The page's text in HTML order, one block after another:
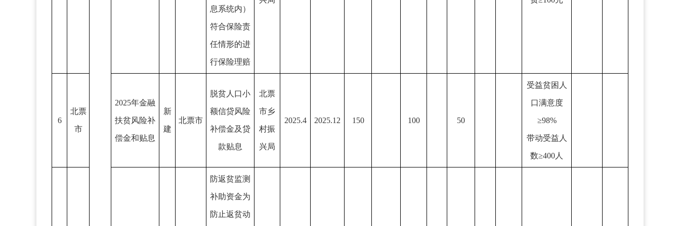
息系统内）
符合保险责
任情形的进
行保险理赔
6
北票
市
2025年金融
扶贫风险补
偿金和贴息
新
建
北票市
脱贫人口小
额信贷风险
补偿金及贷
款贴息
北票
市乡
村振
兴局
2025.4 2025.12 150 100 50
受益贫困人
口满意度
≥98%
带动受益人
数≥400人
防返贫监测
补助资金为
防止返贫动